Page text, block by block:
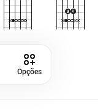
Opções